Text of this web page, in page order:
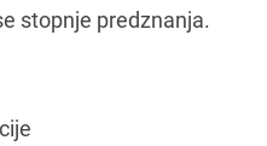
stopnje predznanja.